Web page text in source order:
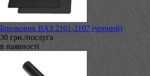
Бризковик ВАЗ 2101-2107 (чорний)
30 грн./послуга
в наявності